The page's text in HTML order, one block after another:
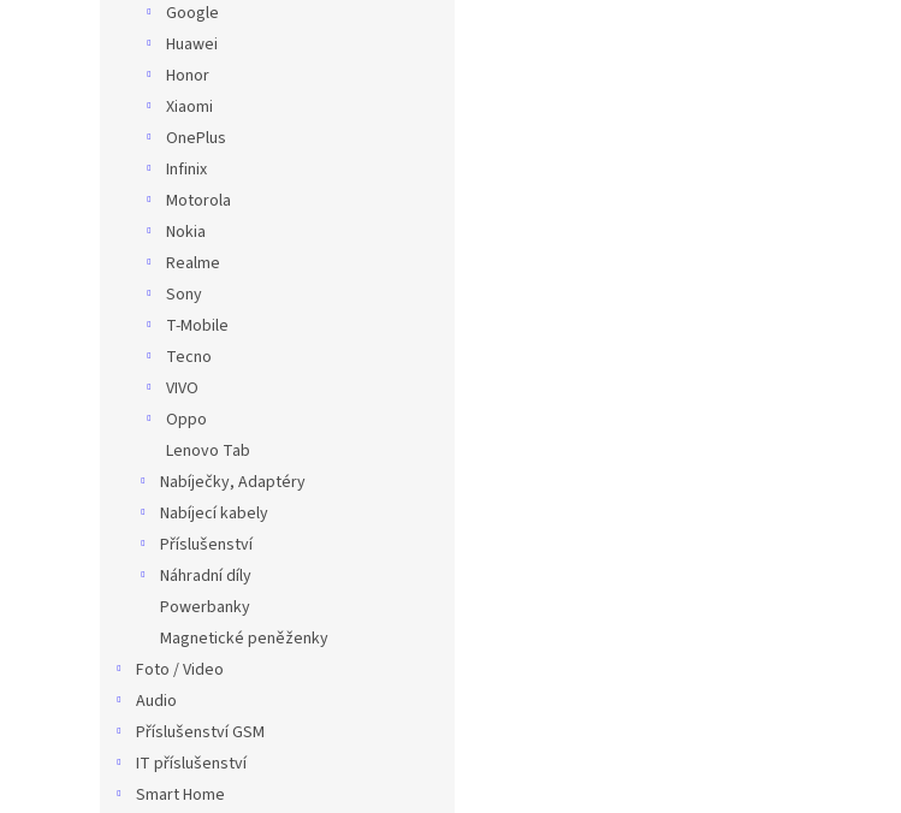
Google
Huawei
Honor
Xiaomi
OnePlus
Infinix
Motorola
Nokia
Realme
Sony
T-Mobile
Tecno
VIVO
Oppo
Lenovo Tab
Nabíječky, Adaptéry
Nabíjecí kabely
Příslušenství
Náhradní díly
Powerbanky
Magnetické peněženky
Foto / Video
Audio
Příslušenství GSM
IT příslušenství
Smart Home